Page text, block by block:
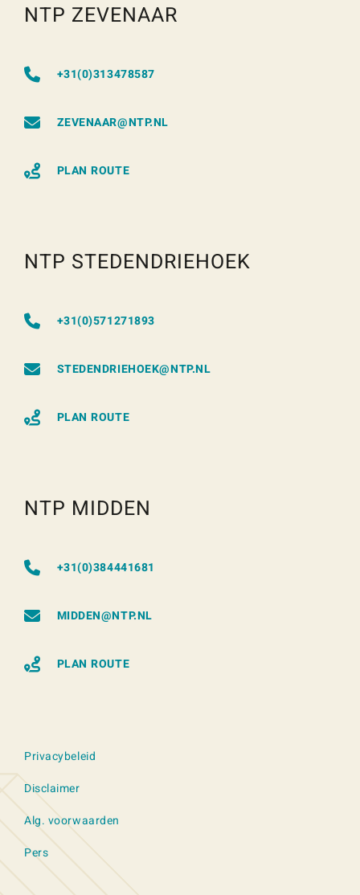
NTP ZEVENAAR
+31(0)313478587
ZEVENAAR@NTP.NL
PLAN ROUTE
NTP STEDENDRIEHOEK
+31(0)571271893
STEDENDRIEHOEK@NTP.NL
PLAN ROUTE
NTP MIDDEN
+31(0)384441681
MIDDEN@NTP.NL
PLAN ROUTE
Privacybeleid
Disclaimer
Alg. voorwaarden
Pers